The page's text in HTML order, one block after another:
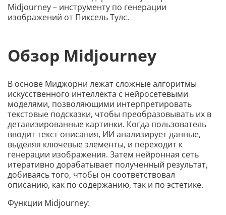
Midjourney – инструменту по генерации
изображений от Пиксель Тулс.
Обзор Midjourney
В основе Миджорни лежат сложные алгоритмы
искусственного интеллекта с нейросетевыми
моделями, позволяющими интерпретировать
текстовые подсказки, чтобы преобразовывать их в
детализированные картинки. Когда пользователь
вводит текст описания, ИИ анализирует данные,
выделяя ключевые элементы, и переходит к
генерации изображения. Затем нейронная сеть
итеративно дорабатывает полученный результат,
добиваясь того, чтобы он соответствовал
описанию, как по содержанию, так и по эстетике.
Функции Midjourney: